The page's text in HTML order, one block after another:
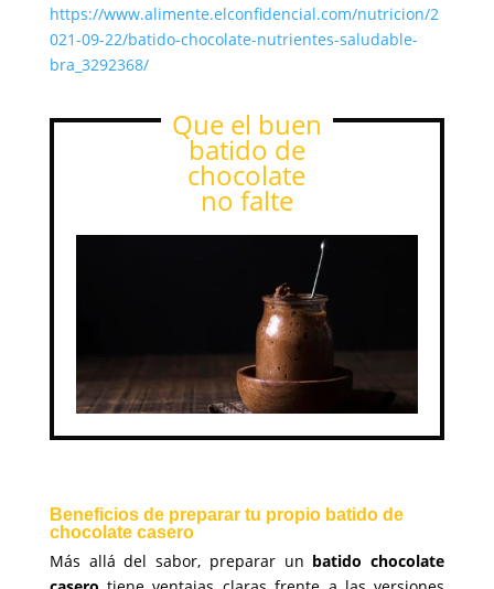
https://www.alimente.elconfidencial.com/nutricion/2
021-09-22/batido-chocolate-nutrientes-saludable-
bra_3292368/
Que el buen
batido de
chocolate
no falte
Beneficios de preparar tu propio batido de
chocolate casero
Más allá del sabor, preparar un batido chocolate